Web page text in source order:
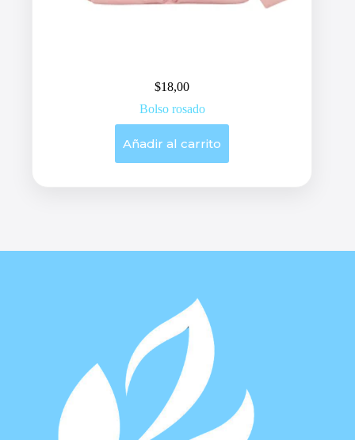
$18,00
Bolso rosado
Añadir al carrito